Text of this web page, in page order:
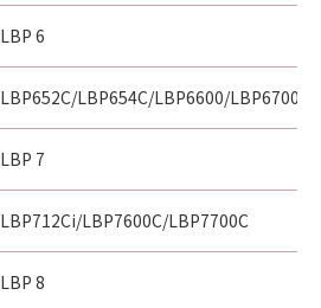
LBP 6
LBP652C/LBP654C/LBP6600/LBP6700/
LBP 7
LBP712Ci/LBP7600C/LBP7700C
LBP 8